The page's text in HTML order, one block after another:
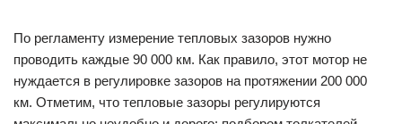
По регламенту измерение тепловых зазоров нужно
проводить каждые 90 000 км. Как правило, этот мотор не
нуждается в регулировке зазоров на протяжении 200 000
км. Отметим, что тепловые зазоры регулируются